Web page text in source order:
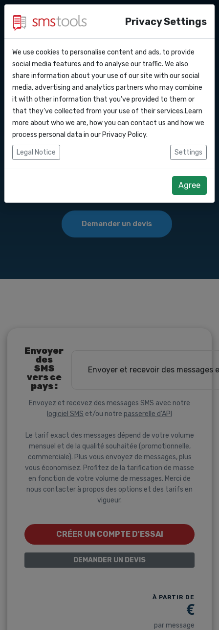
API Docs
Webhooks
Intégrations
Zapier
Pourquoi smstools ?
Blog
Service level agreement
Contact
Demander une offre
Envoyer des SMS en
masse vers ce pays :
Logiciel de marketing SMS ou passerelle
d'API SMS pour envoyer des SMS vers ce
Demander un devis
Envoyer
des
SMS
vers ce
pays :
Envoyer et recevoir des messages
Envoyez et recevez des messages SMS avec notre
logiciel SMS et/ou notre passerelle d’API
Le tarif exact des messages dépend de votre volume
mensuel et de la qualité souhaitée (promotionnelle,
commerciale). Plus vous envoyez de messages, plus
vous économisez. Profitez de la tarification de masse
en fonction de votre volume de messages. Merci de
nous contacter à propos des options et des tarifs en
vigueur.
CRÉER UN COMPTE D'ESSAI
DEMANDER UN DEVIS
À PARTIR DE
€
par message
Privacy Settings
We use cookies to personalise content and ads, to provide
social media features and to analyse our traffic. We also
share information about your use of our site with our social
media, advertising and analytics partners who may combine
it with other information that you’ve provided to them or
that they’ve collected from your use of their services.Learn
more about who we are, how you can contact us and how we
process personal data in our Privacy Policy.
Legal Notice Settings
Agree